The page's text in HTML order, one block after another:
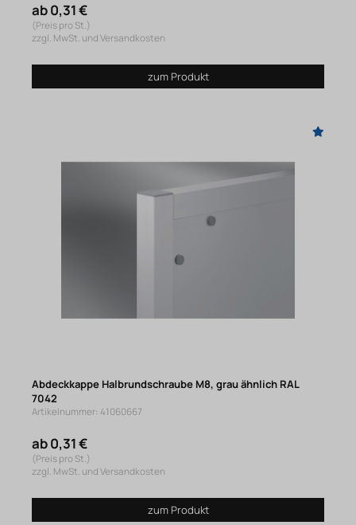
ab 0,31 €
(Preis pro St.)
zzgl. MwSt. und Versandkosten
zum Produkt
Abdeckkappe Halbrundschraube M8, grau ähnlich RAL
7042
Artikelnummer: 41060667
ab 0,31 €
(Preis pro St.)
zzgl. MwSt. und Versandkosten
zum Produkt